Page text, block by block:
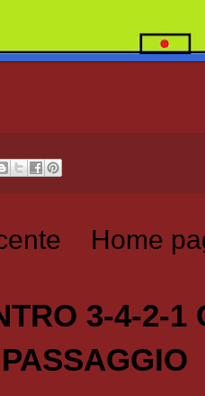
Home
3-4-2-1